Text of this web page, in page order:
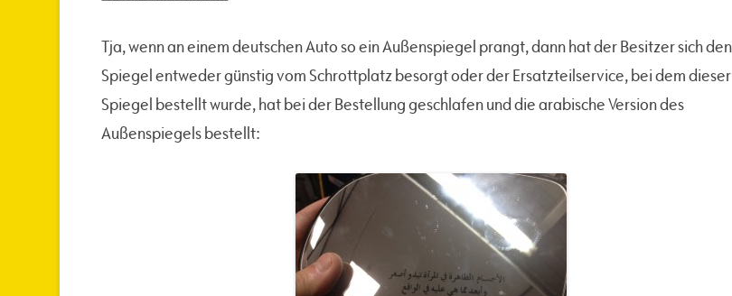
Tja, wenn an einem deutschen Auto so ein Außenspiegel prangt, dann hat der Besitzer sich den
Spiegel entweder günstig vom Schrottplatz besorgt oder der Ersatzteilservice, bei dem dieser
Spiegel bestellt wurde, hat bei der Bestellung geschlafen und die arabische Version des
Außenspiegels bestellt: